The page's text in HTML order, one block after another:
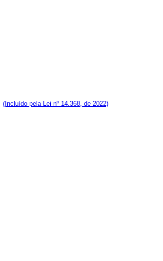
(Incluído pela Lei nº 14.368, de 2022)